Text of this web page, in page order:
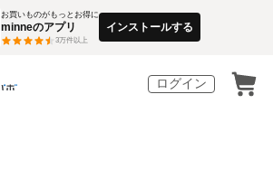
お買いものがもっとお得に
minneのアプリ
3万件以上
インストールする
ログイン